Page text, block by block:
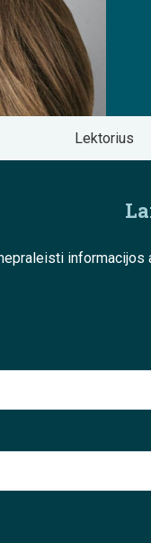
Lektorius